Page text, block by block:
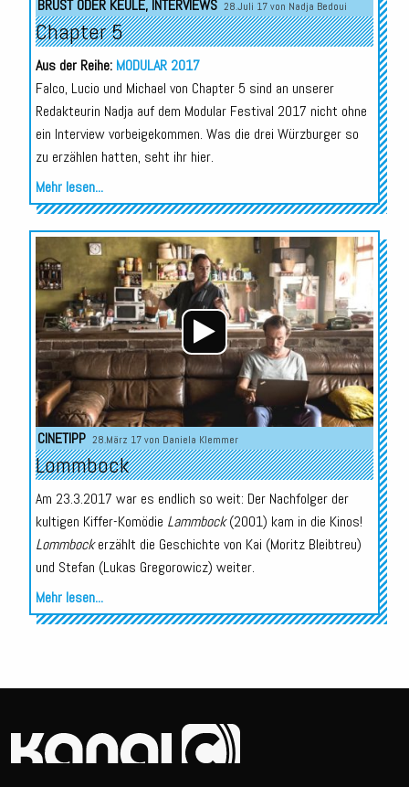
BRUST ODER KEULE, INTERVIEWS 28.Juli 17 von Nadja Bedoui
Chapter 5
Aus der Reihe: MODULAR 2017
Falco, Lucio und Michael von Chapter 5 sind an unserer
Redakteurin Nadja auf dem Modular Festival 2017 nicht ohne
ein Interview vorbeigekommen. Was die drei Würzburger so
zu erzählen hatten, seht ihr hier.
Mehr lesen...
Audio-
Player
CINETIPP 28.März 17 von Daniela Klemmer
Lommbock
Am 23.3.2017 war es endlich so weit: Der Nachfolger der
kultigen Kiffer-Komödie Lammbock(2001) kam in die Kinos!
Lommbockerzählt die Geschichte von Kai (Moritz Bleibtreu)
und Stefan (Lukas Gregorowicz) weiter.
Mehr lesen...